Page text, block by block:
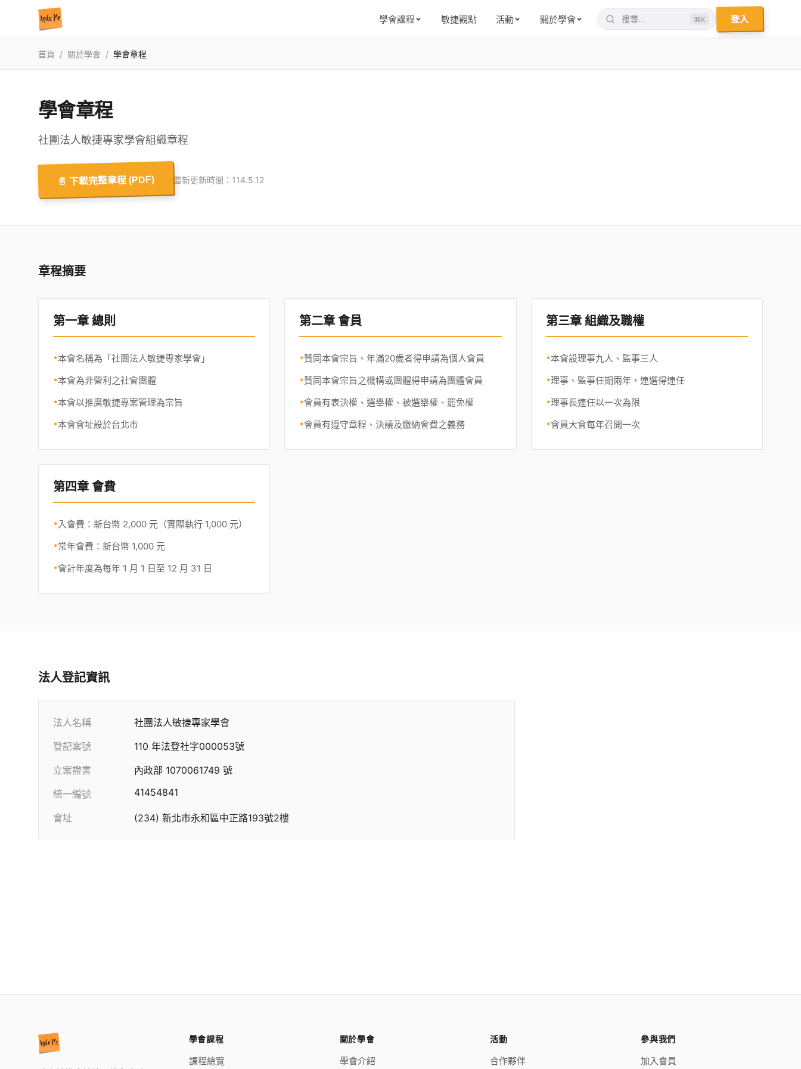
學會課程 敏捷觀點 活動 關於學會 ⌘K 登入
首頁 / 關於學會 / 學會章程
學會章程
社團法人敏捷專家學會組織章程
📄 下載完整章程 (PDF) 最新更新時間：114.5.12
章程摘要
第一章 總則
•本會名稱為「社團法人敏捷專家學會」
•本會為非營利之社會團體
•本會以推廣敏捷專案管理為宗旨
•本會會址設於台北市
第二章 會員
•贊同本會宗旨、年滿20歲者得申請為個人會員
•贊同本會宗旨之機構或團體得申請為團體會員
•會員有表決權、選舉權、被選舉權、罷免權
•會員有遵守章程、決議及繳納會費之義務
第三章 組織及職權
•本會設理事九人、監事三人
•理事、監事任期兩年，連選得連任
•理事長連任以一次為限
•會員大會每年召開一次
第四章 會費
•入會費：新台幣 2,000 元（實際執行 1,000 元）
•常年會費：新台幣 1,000 元
•會計年度為每年 1 月 1 日至 12 月 31 日
法人登記資訊
法人名稱
社團法人敏捷專家學會
登記案號
110 年法登社字000053號
立案證書
內政部 1070061749 號
統一編號
41454841
會址 (234) 新北市永和區中正路193號2樓
學會課程
課程總覽
關於學會
學會介紹
活動
合作夥伴
參與我們
加入會員